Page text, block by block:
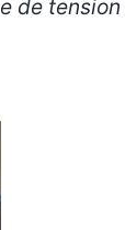
de tension